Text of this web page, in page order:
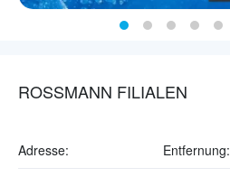
ROSSMANN FILIALEN
Adresse: Entfernung: